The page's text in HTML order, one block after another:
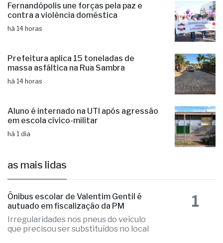
Fernandópolis une forças pela paz e
contra a violência doméstica
há 14 horas
Prefeitura aplica 15 toneladas de
massa asfáltica na Rua Sambra
há 14 horas
Aluno é internado na UTI após agressão
em escola cívico-militar
há 1 dia
as mais lidas
Ônibus escolar de Valentim Gentil é
autuado em fiscalização da PM
Irregularidades nos pneus do veículo
que precisou ser substituídos no local
1